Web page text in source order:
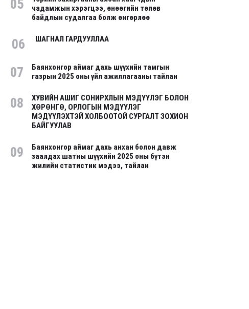
05
чадамжын хэрэгцээ, өнөөгийн төлөв
байдлын судалгаа болж өнгөрлөө
06 ШАГНАЛ ГАРДУУЛЛАА
07
Баянхонгор аймаг дахь шүүхийн тамгын
газрын 2025 оны үйл ажиллагааны тайлан
08
ХУВИЙН АШИГ СОНИРХЛЫН МЭДҮҮЛЭГ БОЛОН
ХӨРӨНГӨ, ОРЛОГЫН МЭДҮҮЛЭГ
МЭДҮҮЛЭХТЭЙ ХОЛБООТОЙ СУРГАЛТ ЗОХИОН
БАЙГУУЛАВ
09
Баянхонгор аймаг дахь анхан болон давж
заалдах шатны шүүхийн 2025 оны бүтэн
жилийн статистик мэдээ, тайлан